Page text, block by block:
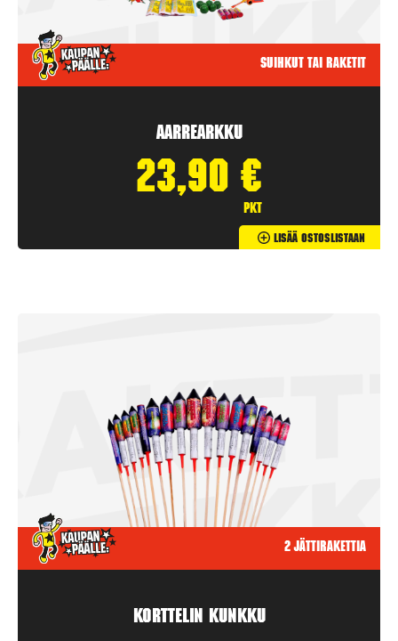
Suihkut tai raketit
Aarrearkku
23,90 €
pkt
Lisää Ostoslistaan
2 jättirakettia
Korttelin kunkku